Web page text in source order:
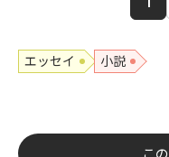
エッセイ 小説
こ